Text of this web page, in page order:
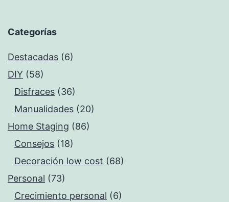
Categorías
Destacadas (6)
DIY (58)
Disfraces (36)
Manualidades (20)
Home Staging (86)
Consejos (18)
Decoración low cost (68)
Personal (73)
Crecimiento personal (6)